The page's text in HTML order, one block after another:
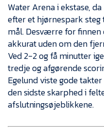
Water Arena i ekstase,
efter et hjørnespark
mål. Desværre for finnen
akkurat uden om den
Ved 2-2 og få minutter
tredje og afgørende
Egelund viste gode
den sidste skarphed i
afslutningsøjeblikkene.